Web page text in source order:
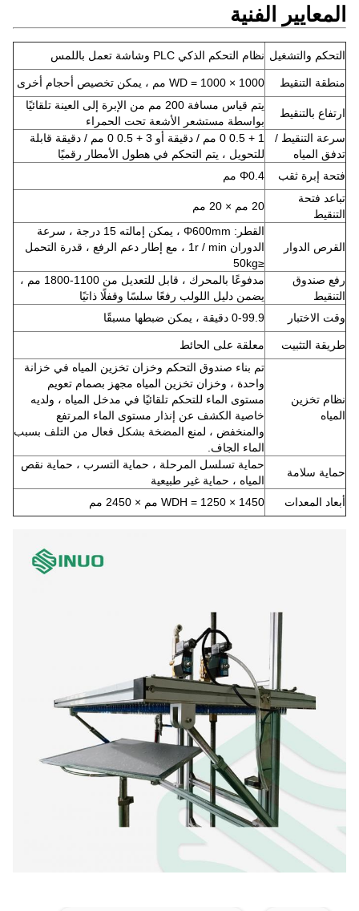
المعايير الفنية
التحكم والتشغيل نظام التحكم الذكي PLC وشاشة تعمل باللمس
منطقة التنقيط WD = 1000 × 1000 مم ، يمكن تخصيص أحجام أخرى
ارتفاع بالتنقيط
يتم قياس مسافة 200 مم من الإبرة إلى العينة تلقائيًا
بواسطة مستشعر الأشعة تحت الحمراء
سرعة التنقيط /
تدفق المياه
1 + 0.5 0 مم / دقيقة أو 3 + 0.5 0 مم / دقيقة قابلة
للتحويل ، يتم التحكم في هطول الأمطار رقميًا
فتحة إبرة ثقب
Φ0.4 مم
تباعد فتحة
التنقيط
20 مم × 20 مم
القرص الدوار
القطر: Φ600mm ، يمكن إمالته 15 درجة ، سرعة
الدوران 1r / min ، مع إطار دعم الرفع ، قدرة التحمل
≤50kg
رفع صندوق
التنقيط
مدفوعًا بالمحرك ، قابل للتعديل من 1100-1800 مم ،
يضمن دليل اللولب رفعًا سلسًا وقفلًا ذاتيًا
وقت الاختبار
0-99.9 دقيقة ، يمكن ضبطها مسبقًا
طريقة التثبيت معلقة على الحائط
نظام تخزين
المياه
تم بناء صندوق التحكم وخزان تخزين المياه في خزانة
واحدة ، وخزان تخزين المياه مجهز بصمام تعويم
مستوى الماء للتحكم تلقائيًا في مدخل المياه ، ولديه
خاصية الكشف عن إنذار مستوى الماء المرتفع
والمنخفض ، لمنع المضخة بشكل فعال من التلف بسبب
الماء الجاف.
حماية سلامة
حماية تسلسل المرحلة ، حماية التسرب ، حماية نقص
المياه ، حماية غير طبيعية
أبعاد المعدات
WDH = 1250 × 1450 مم × 2450 مم